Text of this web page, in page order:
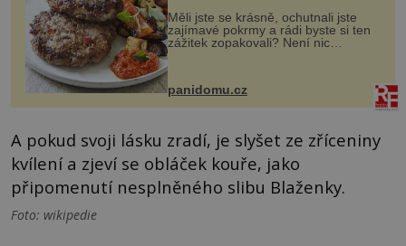
Měli jste se krásně, ochutnali jste
zajímavé pokrmy a rádi byste si ten
zážitek zopakovali? Není nic
snazšího. Pljeskavica (10 porcí)
Možná jste ji ochutnali na dovolené v
panidomu.cz
A pokud svoji lásku zradí, je slyšet ze zříceniny
kvílení a zjeví se obláček kouře, jako
připomenutí nesplněného slibu Blaženky.
Foto: wikipedie